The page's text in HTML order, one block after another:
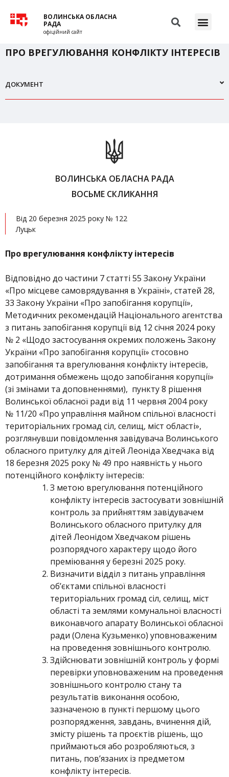
ВОЛИНСЬКА ОБЛАСНА
РАДА
офіційний сайт
ПРО ВРЕГУЛЮВАННЯ КОНФЛІКТУ ІНТЕРЕСІВ
ДОКУМЕНТ
ВОЛИНСЬКА ОБЛАСНА РАДА
ВОСЬМЕ СКЛИКАННЯ
Від 20 березня 2025 року № 122
Луцьк
Про врегулювання конфлікту інтересів
Відповідно до частини 7 статті 55 Закону України
«Про місцеве самоврядування в Україні», статей 28,
33 Закону України «Про запобігання корупції»,
Методичних рекомендацій Національного агентства
з питань запобігання корупції від 12 січня 2024 року
№ 2 «Щодо застосування окремих положень Закону
України «Про запобігання корупції» стосовно
запобігання та врегулювання конфлікту інтересів,
дотримання обмежень щодо запобігання корупції»
(зі змінами та доповненнями), пункту 8 рішення
Волинської обласної ради від 11 червня 2004 року
№ 11/20 «Про управління майном спільної власності
територіальних громад сіл, селищ, міст області»,
розглянувши повідомлення завідувача Волинського
обласного притулку для дітей Леоніда Хведчака від
18 березня 2025 року № 49 про наявність у нього
потенційного конфлікту інтересів:
З метою врегулювання потенційного
конфлікту інтересів застосувати зовнішній
контроль за прийняттям завідувачем
Волинського обласного притулку для
дітей Леонідом Хведчаком рішень
розпорядчого характеру щодо його
преміювання у березні 2025 року.
Визначити відділ з питань управління
об’єктами спільної власності
територіальних громад сіл, селищ, міст
області та землями комунальної власності
виконавчого апарату Волинської обласної
ради (Олена Кузьменко) уповноваженим
на проведення зовнішнього контролю.
Здійснювати зовнішній контроль у формі
перевірки уповноваженим на проведення
зовнішнього контролю стану та
результатів виконання особою,
зазначеною в пункті першому цього
розпорядження, завдань, вчинення дій,
змісту рішень та проєктів рішень, що
приймаються або розробляються, з
питань, пов’язаних із предметом
конфлікту інтересів.